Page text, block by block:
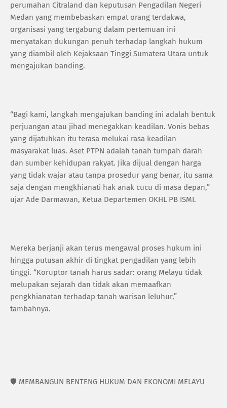
perumahan Citraland dan keputusan Pengadilan Negeri
Medan yang membebaskan empat orang terdakwa,
organisasi yang tergabung dalam pertemuan ini
menyatakan dukungan penuh terhadap langkah hukum
yang diambil oleh Kejaksaan Tinggi Sumatera Utara untuk
mengajukan banding.
“Bagi kami, langkah mengajukan banding ini adalah bentuk
perjuangan atau jihad menegakkan keadilan. Vonis bebas
yang dijatuhkan itu terasa melukai rasa keadilan
masyarakat luas. Aset PTPN adalah tanah tumpah darah
dan sumber kehidupan rakyat. Jika dijual dengan harga
yang tidak wajar atau tanpa prosedur yang benar, itu sama
saja dengan mengkhianati hak anak cucu di masa depan,”
ujar Ade Darmawan, Ketua Departemen OKHL PB ISMI.
Mereka berjanji akan terus mengawal proses hukum ini
hingga putusan akhir di tingkat pengadilan yang lebih
tinggi. “Koruptor tanah harus sadar: orang Melayu tidak
melupakan sejarah dan tidak akan memaafkan
pengkhianatan terhadap tanah warisan leluhur,”
tambahnya.
🛡️ MEMBANGUN BENTENG HUKUM DAN EKONOMI MELAYU